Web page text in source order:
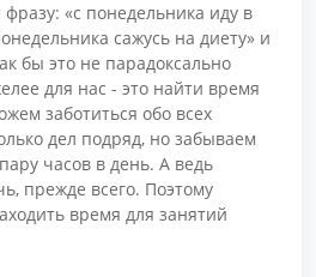
«с понедельника иду в
сажусь на диету» и
бы это не парадоксально
для нас - это найти время
заботиться обо всех
дел подряд, но забываем
часов в день. А ведь
прежде всего. Поэтому
время для занятий